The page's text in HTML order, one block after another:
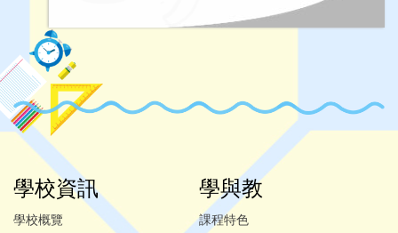
學校資訊
學校概覽
學與教
課程特色